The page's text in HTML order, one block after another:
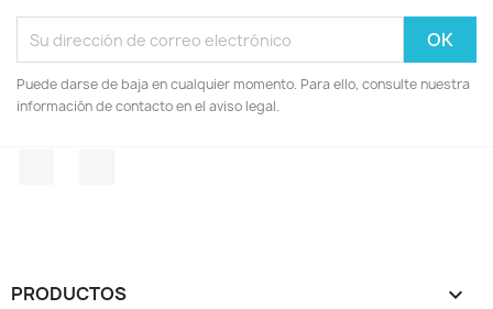
Puede darse de baja en cualquier momento. Para ello, consulte nuestra
información de contacto en el aviso legal.
PRODUCTOS 